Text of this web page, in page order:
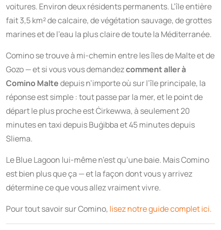
voitures. Environ deux résidents permanents. L’île entière
fait 3,5 km² de calcaire, de végétation sauvage, de grottes
marines et de l’eau la plus claire de toute la Méditerranée.
Comino se trouve à mi-chemin entre les îles de Malte et de
Gozo — et si vous vous demandezcomment aller à
Comino Maltedepuis n’importe où sur l’île principale, la
réponse est simple : tout passe par la mer, et le point de
départ le plus proche est Ċirkewwa, à seulement 20
minutes en taxi depuis Buġibba et 45 minutes depuis
Sliema.
Le Blue Lagoon lui-même n’est qu’une baie. Mais Comino
est bien plus que ça — et la façon dont vous y arrivez
détermine ce que vous allez vraiment vivre.
Pour tout savoir sur Comino, lisez notre guide complet ici.